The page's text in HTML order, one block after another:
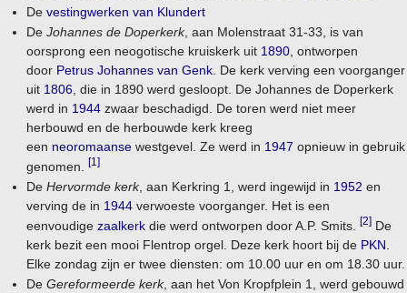
Devestingwerken van Klundert
DeJohannes de Doperkerk, aan Molenstraat 31-33, is van
oorsprong een neogotische kruiskerk uit 1890, ontworpen
door Petrus Johannes van Genk. De kerk verving een voorganger
uit 1806, die in 1890 werd gesloopt. De Johannes de Doperkerk
werd in 1944 zwaar beschadigd. De toren werd niet meer
herbouwd en de herbouwde kerk kreeg
een neoromaanse westgevel. Ze werd in 1947 opnieuw in gebruik
genomen.[1]
DeHervormde kerk, aan Kerkring 1, werd ingewijd in 1952 en
verving de in 1944 verwoeste voorganger. Het is een
eenvoudigezaalkerk die werd ontworpen door A.P. Smits.[2] De
kerk bezit een mooi Flentrop orgel. Deze kerk hoort bij de PKN
Elke zondag zijn er twee diensten: om 10.00 uur en om 18.30 uur.
DeGereformeerde kerk, aan het Von Kropfplein 1, werd gebouwd